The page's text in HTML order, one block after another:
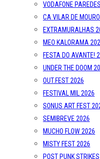
VODAFONE
CA VILAR DE
EXTRAMURALHAS
MEO KALORAMA
FESTA DO AVANTE!
UNDER THE DOOM
OUT.FEST 2026
FESTIVAL MIL 2026
SONUS ART FEST
SEMIBREVE 2026
MUCHO FLOW 2026
MISTY FEST 2026
POST PUNK